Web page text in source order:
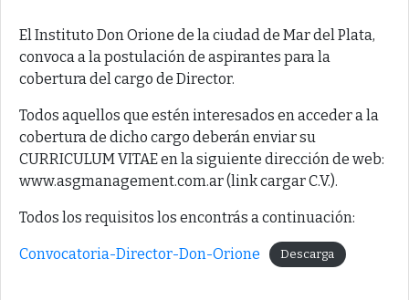
El Instituto Don Orione de la ciudad de Mar del Plata,
convoca a la postulación de aspirantes para la
cobertura del cargo de Director.
Todos aquellos que estén interesados en acceder a la
cobertura de dicho cargo deberán enviar su
CURRICULUM VITAE en la siguiente dirección de web:
www.asgmanagement.com.ar (link cargar C.V.).
Todos los requisitos los encontrás a continuación:
Convocatoria-Director-Don-Orione Descarga